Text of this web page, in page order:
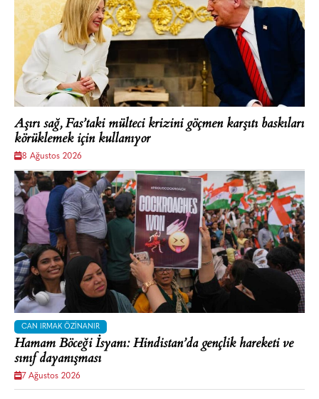
Aşırı sağ, Fas’taki mülteci krizini göçmen karşıtı baskıları
körüklemek için kullanıyor
8 Ağustos 2026
CAN IRMAK ÖZINANIR
Hamam Böceği İsyanı: Hindistan’da gençlik hareketi ve
sınıf dayanışması
7 Ağustos 2026